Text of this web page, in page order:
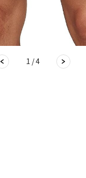
1 / 4